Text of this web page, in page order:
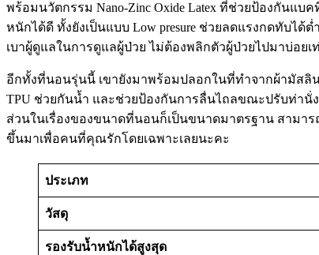
พร้อมนวัตกรรม Nano-Zinc Oxide Latex ที่ช่วยป้องกันแ
หนักได้ดี ทั้งยังเป็นแบบ Low presure ช่วยลดแรงกดทับไ
เบาผู้ดูแลในการดูแลผู้ป่วย ไม่ต้องพลิกตัวผู้ป่วยไปมาบ่อย
อีกทั้งที่นอนรุ่นนี้ เขายังมาพร้อมปลอกในที่ทำจากผ้ามัส
TPU ช่วยกันน้ำ และช่วยป้องกันการลื่นไถลขณะปรับท่านั่
ส่วนในเรื่องของขนาดที่นอนก็เป็นขนาดมาตรฐาน สามา
ขึ้นมาเพื่อคนที่คุณรักโดยเฉพาะเลยนะคะ
ประเภท
วัสดุ
รองรับน้ำหนักได้สูงสุด